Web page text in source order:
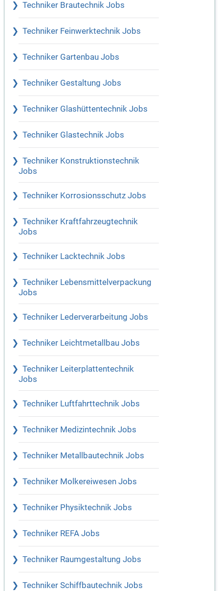
Techniker Brautechnik Jobs
Techniker Feinwerktechnik Jobs
Techniker Gartenbau Jobs
Techniker Gestaltung Jobs
Techniker Glashüttentechnik Jobs
Techniker Glastechnik Jobs
Techniker Konstruktionstechnik
Jobs
Techniker Korrosionsschutz Jobs
Techniker Kraftfahrzeugtechnik
Jobs
Techniker Lacktechnik Jobs
Techniker Lebensmittelverpackung
Jobs
Techniker Lederverarbeitung Jobs
Techniker Leichtmetallbau Jobs
Techniker Leiterplattentechnik
Jobs
Techniker Luftfahrttechnik Jobs
Techniker Medizintechnik Jobs
Techniker Metallbautechnik Jobs
Techniker Molkereiwesen Jobs
Techniker Physiktechnik Jobs
Techniker REFA Jobs
Techniker Raumgestaltung Jobs
Techniker Schiffbautechnik Jobs